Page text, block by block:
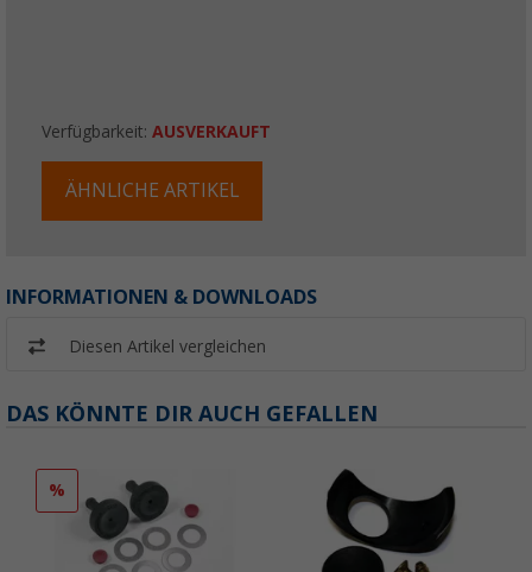
Verfügbarkeit: AUSVERKAUFT
ÄHNLICHE ARTIKEL
INFORMATIONEN & DOWNLOADS
Diesen Artikel vergleichen
DAS KÖNNTE DIR AUCH GEFALLEN
%